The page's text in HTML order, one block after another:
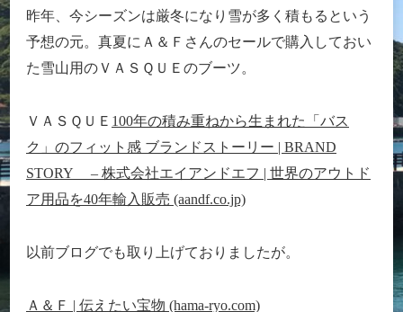
ツ
レ
ビ
ー
昨年、今シーズンは厳冬になり雪が多く積もるという
予想の元。真夏にＡ＆Ｆさんのセールで購入しておい
た雪山用のＶＡＳＱＵＥのブーツ。
ＶＡＳＱＵＥ 100年の積み重ねから生まれた「バス
ク」のフィット感 ブランドストーリー | BRAND
STORY – 株式会社エイアンドエフ | 世界のアウトド
ア用品を40年輸入販売 (aandf.co.jp)
以前ブログでも取り上げておりましたが。
Ａ＆Ｆ | 伝えたい宝物 (hama-ryo.com)